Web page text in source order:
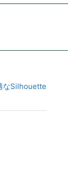
なSilhouette